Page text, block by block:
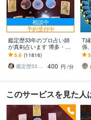
相談中
予約受付中
鑑定歴33年のプロ占い師
が真剣占います 博多・廓
屋の純血統占い祈願師
雷鳥
5.0 (11816)
鑑定歴33年のプロ占い師 雷鳥
400 円 /分
T
係
り
況
念
このサービスを見た